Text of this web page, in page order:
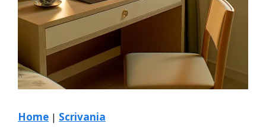
Home | Scrivania